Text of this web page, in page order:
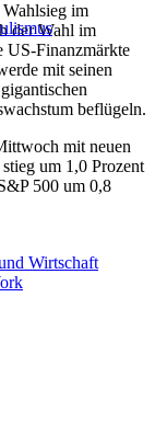
im
der Wahl im
US-Finanzmärkte
mit seinen
beflügeln.
mit neuen
um 1,0 Prozent
500 um 0,8
Wirtschaft